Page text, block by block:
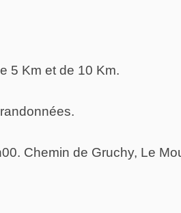
5 Km et de 10 Km.
Chemin de Gruchy, Le